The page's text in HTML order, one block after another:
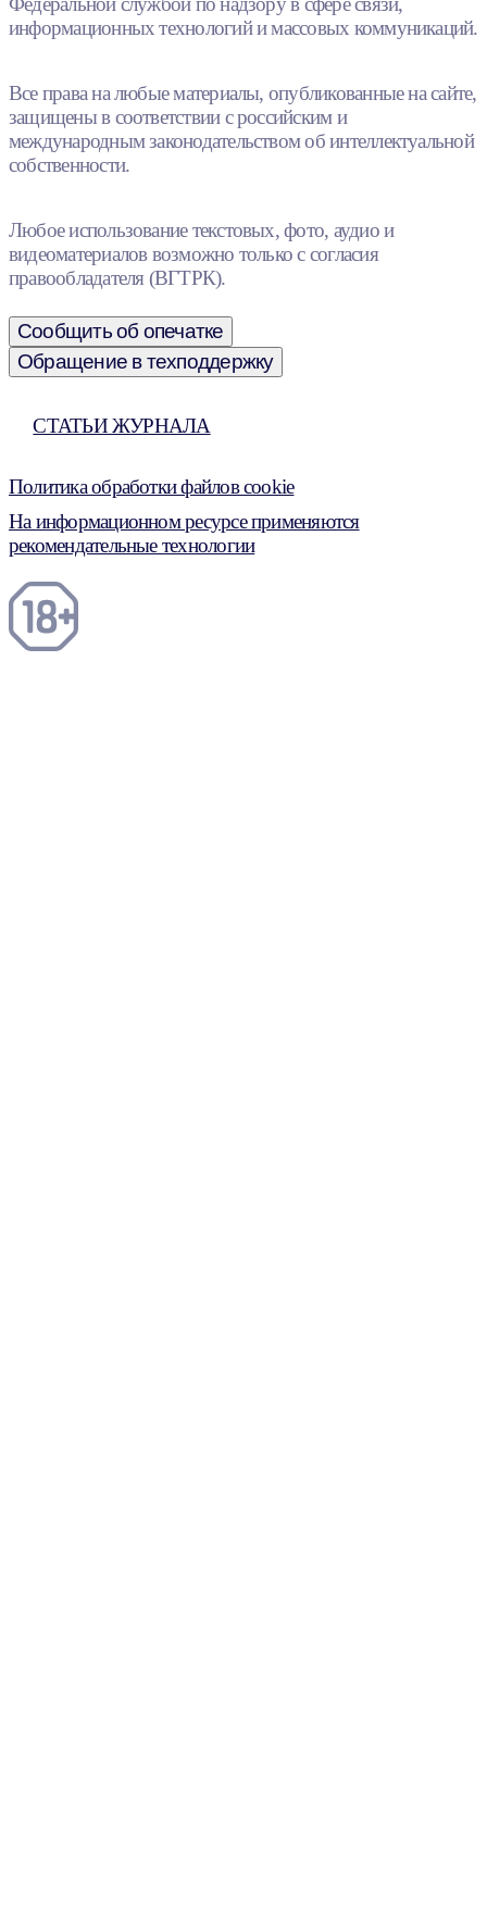
информационных технологий и массовых коммуникаций.
Все права на любые материалы, опубликованные на сайте,
защищены в соответствии с российским и
международным законодательством об интеллектуальной
собственности.
Любое использование текстовых, фото, аудио и
видеоматериалов возможно только с согласия
правообладателя (ВГТРК).
Сообщить об опечатке
Обращение в техподдержку
СТАТЬИ ЖУРНАЛА
Политика обработки файлов cookie
На информационном ресурсе применяются
рекомендательные технологии